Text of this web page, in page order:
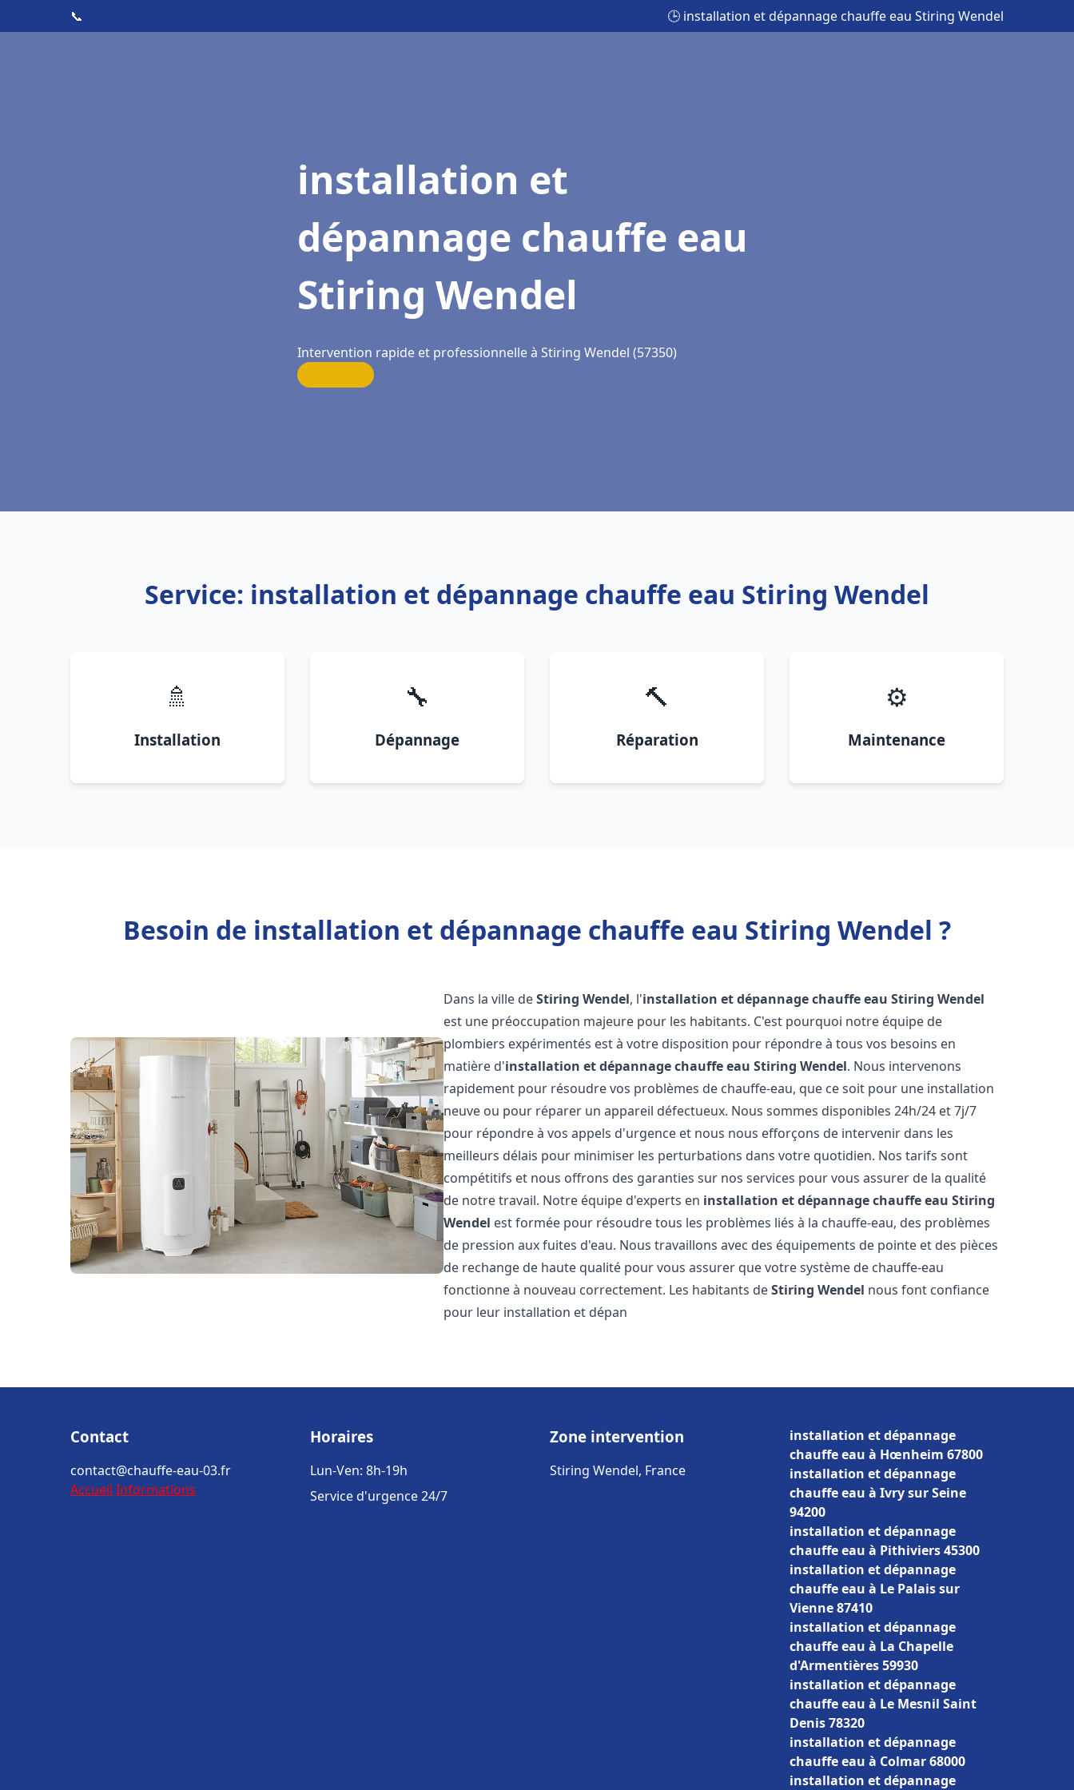
📞 🕒 installation et dépannage chauffe eau Stiring Wendel
installation et
dépannage chauffe eau
Stiring Wendel
Intervention rapide et professionnelle à Stiring Wendel (57350)
Service: installation et dépannage chauffe eau Stiring Wendel
🚿
Installation
🔧
Dépannage
🔨
Réparation
⚙️
Maintenance
Besoin de installation et dépannage chauffe eau Stiring Wendel ?
Dans la ville deStiring Wendel, l'installation et dépannage chauffe eau Stiring Wendel
est une préoccupation majeure pour les habitants. C'est pourquoi notre équipe de
plombiers expérimentés est à votre disposition pour répondre à tous vos besoins en
matière d'installation et dépannage chauffe eau Stiring Wendel. Nous intervenons
rapidement pour résoudre vos problèmes de chauffe-eau, que ce soit pour une installation
neuve ou pour réparer un appareil défectueux. Nous sommes disponibles 24h/24 et 7j/7
pour répondre à vos appels d'urgence et nous nous efforçons de intervenir dans les
meilleurs délais pour minimiser les perturbations dans votre quotidien. Nos tarifs sont
compétitifs et nous offrons des garanties sur nos services pour vous assurer de la qualité
de notre travail. Notre équipe d'experts en installation et dépannage chauffe eau Stiring
Wendel est formée pour résoudre tous les problèmes liés à la chauffe-eau, des problèmes
de pression aux fuites d'eau. Nous travaillons avec des équipements de pointe et des pièces
de rechange de haute qualité pour vous assurer que votre système de chauffe-eau
fonctionne à nouveau correctement. Les habitants deStiring Wendel nous font confiance
pour leur installation et dépan
Contact
contact@chauffe-eau-03.fr
Accueil Informations
Horaires
Lun-Ven: 8h-19h
Service d'urgence 24/7
Zone intervention
Stiring Wendel, France
installation et dépannage
chauffe eau à Hœnheim 67800
installation et dépannage
chauffe eau à Ivry sur Seine
94200
installation et dépannage
chauffe eau à Pithiviers 45300
installation et dépannage
chauffe eau à Le Palais sur
Vienne 87410
installation et dépannage
chauffe eau à La Chapelle
d'Armentières 59930
installation et dépannage
chauffe eau à Le Mesnil Saint
Denis 78320
installation et dépannage
chauffe eau à Colmar 68000
installation et dépannage